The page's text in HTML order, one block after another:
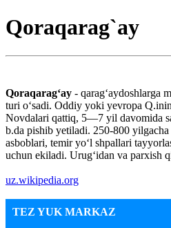
Qoraqarag`ay
Qoraqaragʻay - qaragʻaydoshlarga
turi oʻsadi. Oddiy yoki yevropa
Novdalari qattiq, 5—7 yil davomida
b.da pishib yetiladi. 250-800
asboblari, temir yoʻl shpallari
uchun ekiladi. Urugʻidan va parxish
uz.wikipedia.org
TEZ YUK MARKAZ